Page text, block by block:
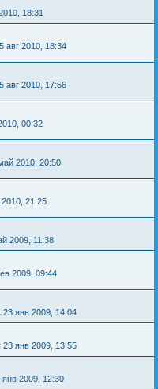
18:31
авг 2010, 18:34
авг 2010, 17:56
00:32
2010, 20:50
2010, 21:25
2009, 11:38
2009, 09:44
23 янв 2009, 14:04
23 янв 2009, 13:55
янв 2009, 12:30